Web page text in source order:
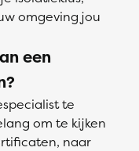
omgeving jou
een
te
om te kijken
naar